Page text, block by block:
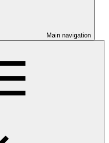
Main navigation